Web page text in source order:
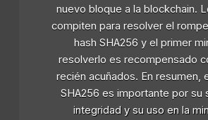
nuevo bloque a la blockchain.
compiten para resolver el
hash SHA256 y el primer
resolverlo es recompensado
recién acuñados. En resumen,
SHA256 es importante por su
integridad y su uso en la